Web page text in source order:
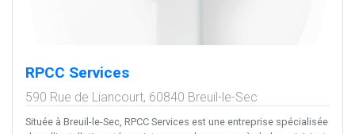
RPCC Services
590 Rue de Liancourt, 60840 Breuil-le-Sec
Située à Breuil-le-Sec, RPCC Services est une entreprise spécialisée